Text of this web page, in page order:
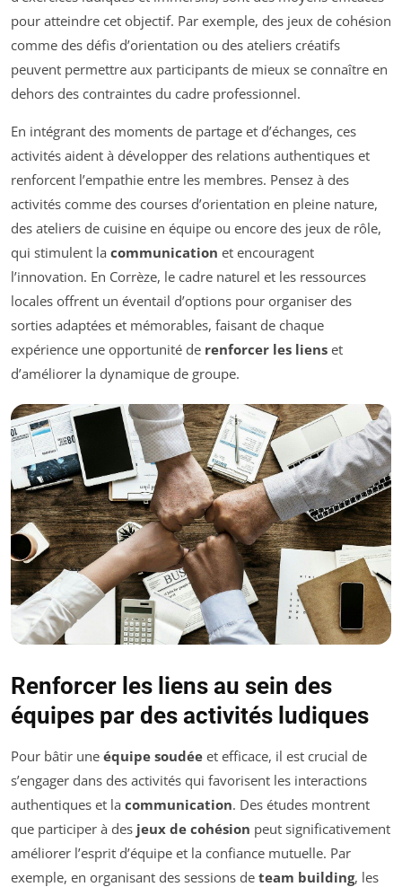
pour atteindre cet objectif. Par exemple, des jeux de cohésion
comme des défis d’orientation ou des ateliers créatifs
peuvent permettre aux participants de mieux se connaître en
dehors des contraintes du cadre professionnel.
En intégrant des moments de partage et d’échanges, ces
activités aident à développer des relations authentiques et
renforcent l’empathie entre les membres. Pensez à des
activités comme des courses d’orientation en pleine nature,
des ateliers de cuisine en équipe ou encore des jeux de rôle,
qui stimulent la communication et encouragent
l’innovation. En Corrèze, le cadre naturel et les ressources
locales offrent un éventail d’options pour organiser des
sorties adaptées et mémorables, faisant de chaque
expérience une opportunité de renforcer les liens et
d’améliorer la dynamique de groupe.
Renforcer les liens au sein des
équipes par des activités ludiques
Pour bâtir une équipe soudée et efficace, il est crucial de
s’engager dans des activités qui favorisent les interactions
authentiques et la communication. Des études montrent
que participer à des jeux de cohésion peut significativement
améliorer l’esprit d’équipe et la confiance mutuelle. Par
exemple, en organisant des sessions de team building, les